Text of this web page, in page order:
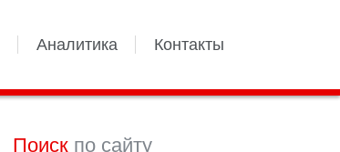
Аналитика Контакты
Поиск по сайту